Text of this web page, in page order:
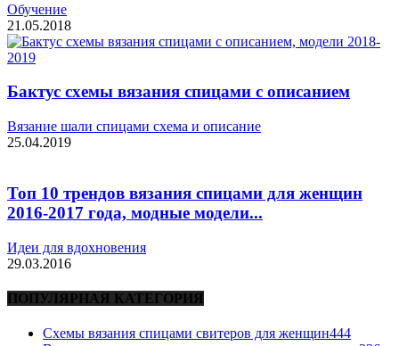
Обучение
21.05.2018
Бактус схемы вязания спицами с описанием
Вязание шали спицами схема и описание
25.04.2019
Топ 10 трендов вязания спицами для женщин
2016-2017 года, модные модели...
Идеи для вдохновения
29.03.2016
ПОПУЛЯРНАЯ КАТЕГОРИЯ
Схемы вязания спицами свитеров для женщин444